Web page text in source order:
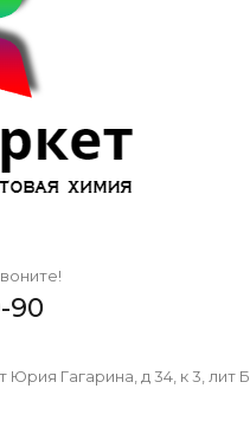
90
Гагарина, д 34, к 3, лит Б